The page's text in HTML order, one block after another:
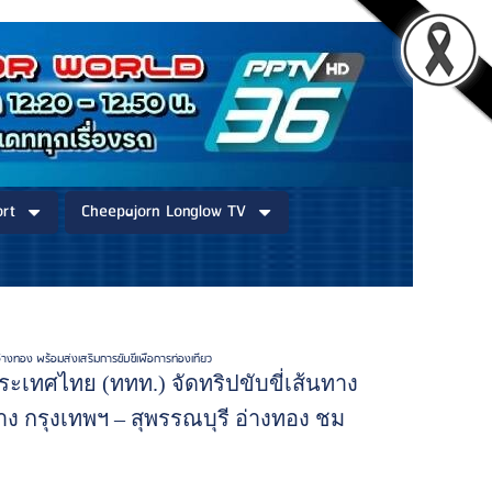
Cheepajorn Longlow TV
ทอง พร้อมส่งเสริมการขับขี่เพื่อการท่องเที่ยว
ระเทศไทย (ททท.) จัดทริปขับขี่เส้นทาง
กรุงเทพฯ – สุพรรณบุรี อ่างทอง ชม